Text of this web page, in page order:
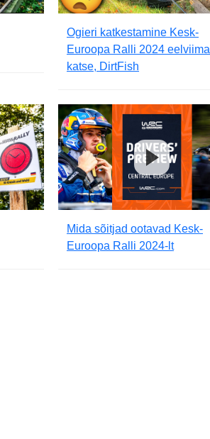
Ogieri katkestamine Kesk-
Euroopa Ralli 2024
katse, DirtFish
Mida sõitjad ootavad Kesk-
Euroopa Ralli 2024-lt